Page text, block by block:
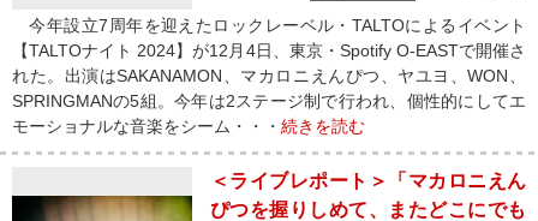
今年設立7周年を迎えたロックレーベル・TALTOによるイベント
【TALTOナイト 2024】が12月4日、東京・Spotify O-EASTで開催さ
れた。出演はSAKANAMON、マカロニえんぴつ、ヤユヨ、WON、
SPRINGMANの5組。今年は2ステージ制で行われ、個性的にしてエ
モーショナルな音楽をシーム・・・ 続きを読む
＜ライブレポート＞「マカロニえん
ぴつを握りしめて、またどこにでも